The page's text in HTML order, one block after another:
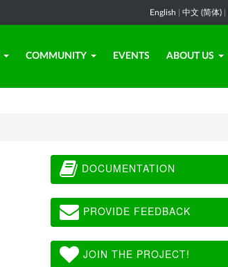
English 中文 (简体)
COMMUNITY EVENTS ABOUT US
DOCUMENTATION
PROVIDE FEEDBACK
JOIN THE PROJECT!